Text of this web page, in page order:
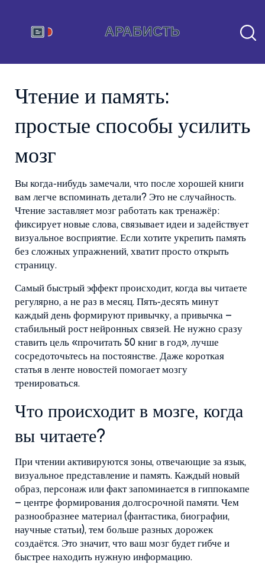
Чтение и память:
простые способы усилить
мозг
Вы когда‑нибудь замечали, что после хорошей книги
вам легче вспоминать детали? Это не случайность.
Чтение заставляет мозг работать как тренажёр:
фиксирует новые слова, связывает идеи и задействует
визуальное восприятие. Если хотите укрепить память
без сложных упражнений, хватит просто открыть
страницу.
Самый быстрый эффект происходит, когда вы читаете
регулярно, а не раз в месяц. Пять‑десять минут
каждый день формируют привычку, а привычка –
стабильный рост нейронных связей. Не нужно сразу
ставить цель «прочитать 50 книг в год», лучше
сосредоточьтесь на постоянстве. Даже короткая
статья в ленте новостей помогает мозгу
тренироваться.
Что происходит в мозге, когда
вы читаете?
При чтении активируются зоны, отвечающие за язык,
визуальное представление и память. Каждый новый
образ, персонаж или факт запоминается в гиппокампе
– центре формирования долгосрочной памяти. Чем
разнообразнее материал (фантастика, биографии,
научные статьи), тем больше разных дорожек
создаётся. Это значит, что ваш мозг будет гибче и
быстрее находить нужную информацию.